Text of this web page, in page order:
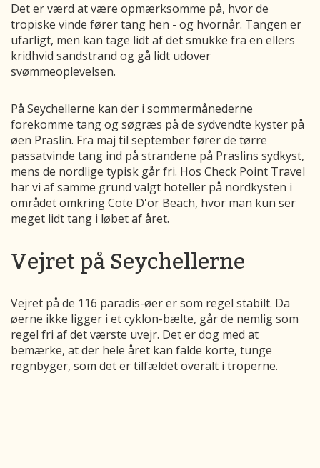
Det er værd at være opmærksomme på, hvor de
tropiske vinde fører tang hen - og hvornår. Tangen er
ufarligt, men kan tage lidt af det smukke fra en ellers
kridhvid sandstrand og gå lidt udover
svømmeoplevelsen.
På Seychellerne kan der i sommermånederne
forekomme tang og søgræs på de sydvendte kyster på
øen Praslin. Fra maj til september fører de tørre
passatvinde tang ind på strandene på Praslins sydkyst,
mens de nordlige typisk går fri. Hos Check Point Travel
har vi af samme grund valgt hoteller på nordkysten i
området omkring Cote D'or Beach, hvor man kun ser
meget lidt tang i løbet af året.
Vejret på Seychellerne
Vejret på de 116 paradis-øer er som regel stabilt. Da
øerne ikke ligger i et cyklon-bælte, går de nemlig som
regel fri af det værste uvejr. Det er dog med at
bemærke, at der hele året kan falde korte, tunge
regnbyger, som det er tilfældet overalt i troperne.